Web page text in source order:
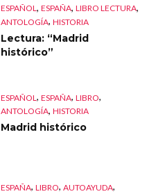
ESPAÑOL, ESPAÑA, LIBRO LECTURA,
ANTOLOGÍA, HISTORIA
Lectura: “Madrid
histórico”
ESPAÑOL , ESPAÑA, LIBRO,
ANTOLOGÍA, HISTORIA
Madrid histórico
ESPAÑA, LIBRO, AUTOAYUDA,